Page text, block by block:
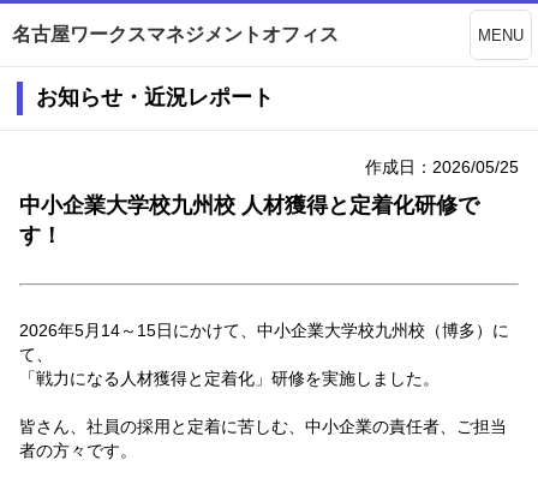
名古屋ワークスマネジメントオフィス MENU
お知らせ・近況レポート
作成日：2026/05/25
中小企業大学校九州校 人材獲得と定着化研修で
す！
2026年5月14～15日にかけて、中小企業大学校九州校（博多）に
て、
「戦力になる人材獲得と定着化」研修を実施しました。
皆さん、社員の採用と定着に苦しむ、中小企業の責任者、ご担当
者の方々です。